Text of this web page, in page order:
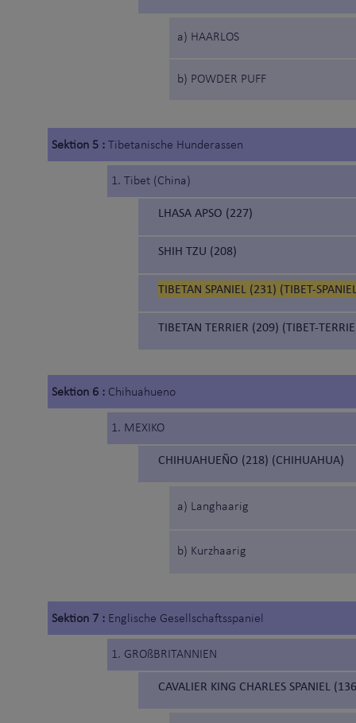
a) HAARLOS
b) POWDER PUFF
Sektion 5 : Tibetanische Hunderassen
1. Tibet (China)
LHASA APSO (227)
SHIH TZU (208)
TIBETAN SPANIEL (231) (TIBET-
TIBETAN TERRIER (209) (TIBET-
Sektion 6 : Chihuahueno
1. MEXIKO
CHIHUAHUEÑO (218) (CHIHUAHUA)
a) Langhaarig
b) Kurzhaarig
Sektion 7 : Englische Gesellschaftsspaniel
1. GROßBRITANNIEN
CAVALIER KING CHARLES SPANIEL